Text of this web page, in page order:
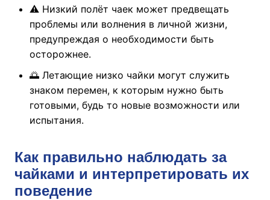
⚠️ Низкий полёт чаек может предвещать
проблемы или волнения в личной жизни,
предупреждая о необходимости быть
осторожнее.
🌅 Летающие низко чайки могут служить
знаком перемен, к которым нужно быть
готовыми, будь то новые возможности или
испытания.
Как правильно наблюдать за
чайками и интерпретировать их
поведение